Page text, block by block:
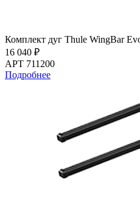
Комплект дуг Thule WingBar
16 040 ₽
АРТ 711200
Подробнее